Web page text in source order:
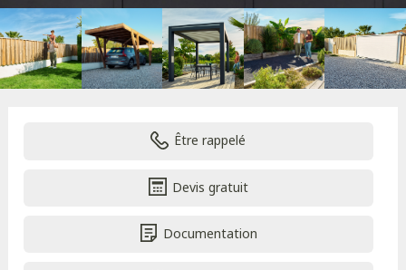
Être rappelé
Devis gratuit
Documentation